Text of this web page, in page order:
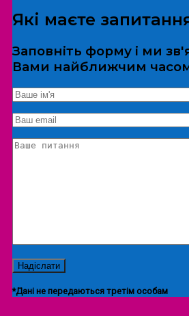
*Дані не передаються
Екскурсія/локація
Які маєте
Заповніть форму і ми
Вами найближчим
*Дані не передаються третім особам